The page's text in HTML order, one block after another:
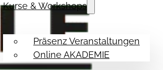
Kurse & Workshops
Präsenz Veranstaltungen
Online AKADEMIE
Hilfe Themen